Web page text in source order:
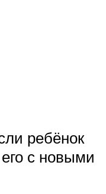
ребёнок
с новыми